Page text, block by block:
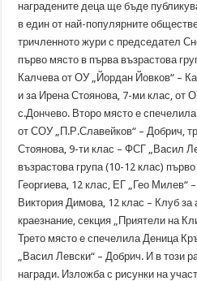
наградените деца ще бъде
в един от най-популярните
тричленното жури с председател
първо място в първа възрастова
Калчева от ОУ „Йордан Йовков“ –
и за Ирена Стоянова, 7-ми клас, от
с.Дончево. Второ място е
от СОУ „П.Р.Славейков“ – Добрич,
Стоянова, 9-ти клас – ФСГ „Васил
възрастова група (10-12 клас)
Георгиева, 12 клас, ЕГ „Гео Милев“
Виктория Димова, 12 клас – Клуб
краезнание, секция „Приятели на
Трето място е спечелила Деница
„Васил Левски“ – Добрич. И в този
награди. Изложба с рисунки на